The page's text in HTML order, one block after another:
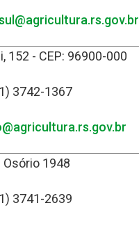
152 - CEP: 96900-000
3742-1367
Osório 1948
3741-2639